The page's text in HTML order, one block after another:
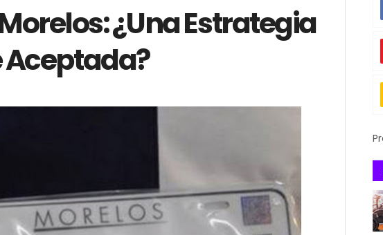
¿Una Estrategia